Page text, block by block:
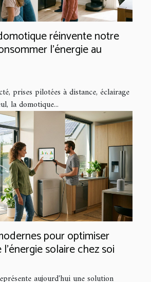
réinvente notre
l'énergie au
prises pilotées à distance, éclairage
la domotique...
pour optimiser
solaire chez soi
aujourd'hui une solution